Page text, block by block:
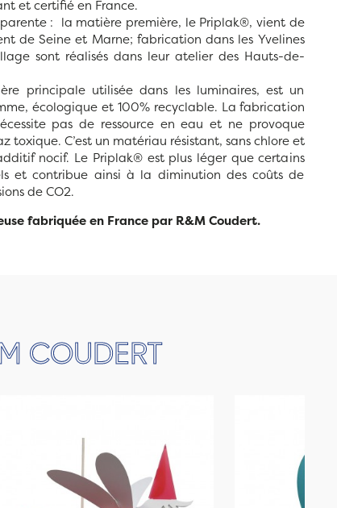
et certifié en France.
: la matière première, le Priplak®, vient de
de Seine et Marne; fabrication dans les Yvelines
sont réalisés dans leur atelier des Hauts-de-
principale utilisée dans les luminaires, est un
écologique et 100% recyclable. La fabrication
pas de ressource en eau et ne provoque
toxique. C’est un matériau résistant, sans chlore et
nocif. Le Priplak® est plus léger que certains
et contribue ainsi à la diminution des coûts de
de CO2.
fabriquée en France par R&M Coudert.
COUDERT